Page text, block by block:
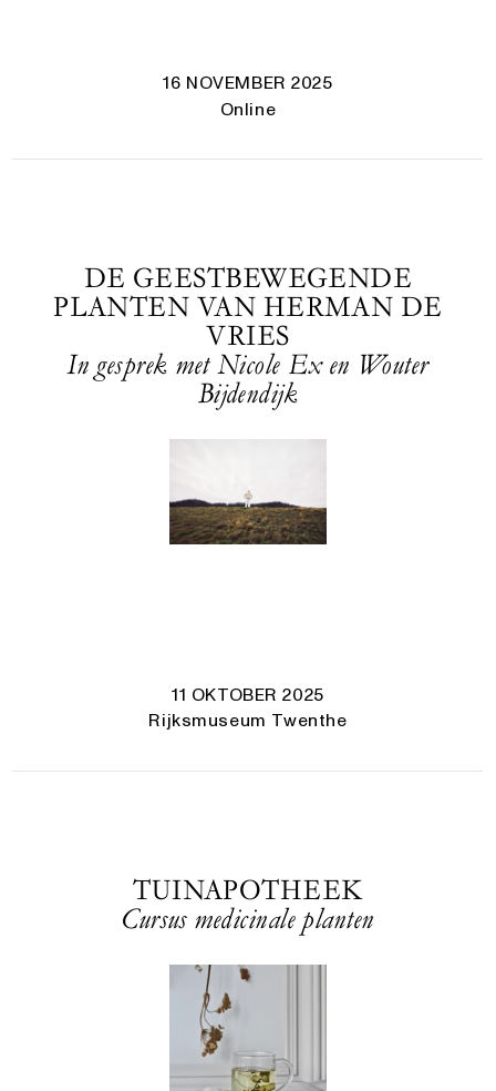
16 NOVEMBER 2025
Online
DE GEESTBEWEGENDE
PLANTEN VAN HERMAN DE
VRIES
In gesprek met Nicole Ex en Wouter
Bijdendijk
11 OKTOBER 2025
Rijksmuseum Twenthe
TUINAPOTHEEK
Cursus medicinale planten